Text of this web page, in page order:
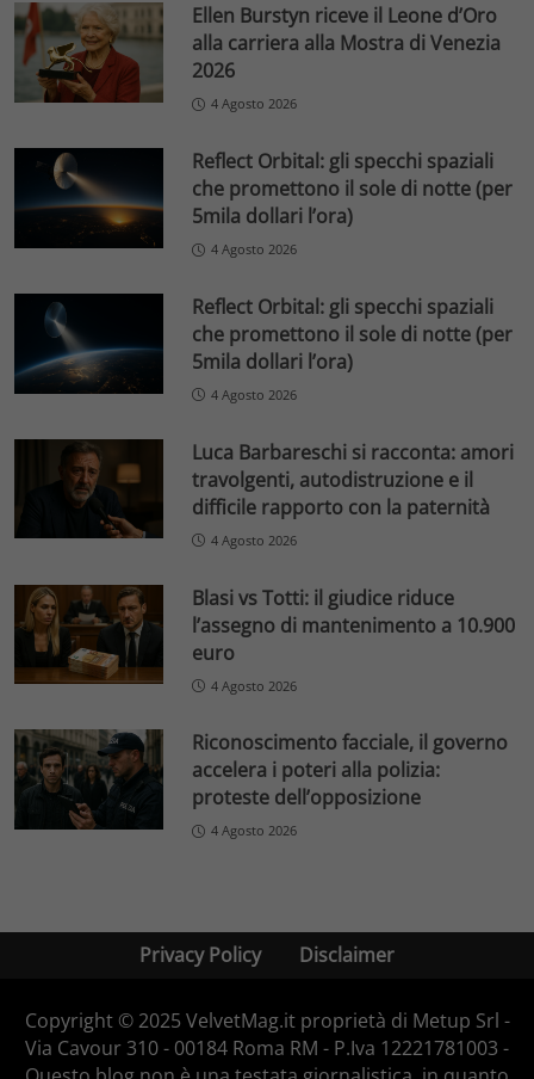
Ellen Burstyn riceve il Leone d’Oro
alla carriera alla Mostra di Venezia
2026
4 Agosto 2026
Reflect Orbital: gli specchi spaziali
che promettono il sole di notte (per
5mila dollari l’ora)
4 Agosto 2026
Reflect Orbital: gli specchi spaziali
che promettono il sole di notte (per
5mila dollari l’ora)
4 Agosto 2026
Luca Barbareschi si racconta: amori
travolgenti, autodistruzione e il
difficile rapporto con la paternità
4 Agosto 2026
Blasi vs Totti: il giudice riduce
l’assegno di mantenimento a 10.900
euro
4 Agosto 2026
Riconoscimento facciale, il governo
accelera i poteri alla polizia:
proteste dell’opposizione
4 Agosto 2026
Privacy Policy Disclaimer
Copyright © 2025 VelvetMag.it proprietà di Metup Srl -
Via Cavour 310 - 00184 Roma RM - P.Iva 12221781003 -